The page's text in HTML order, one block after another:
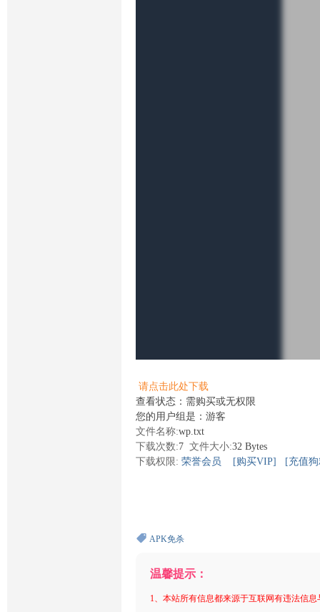
请点击此处下载
查看状态：需购买或无权限
您的用户组是：游客
文件名称:wp.txt
下载次数:7 文件大小:32 Bytes
下载权限: 荣誉会员 [购买VIP] [充值
APK免杀
温馨提示：
1、本站所有信息都来源于互联网有违法信